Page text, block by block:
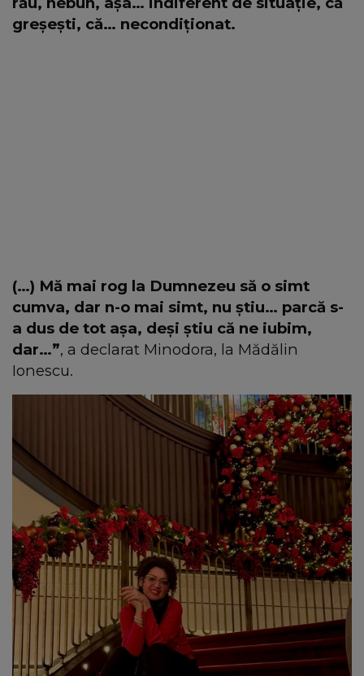
greșești, că… necondiționat.
(…) Mă mai rog la Dumnezeu să o simt
cumva, dar n-o mai simt, nu știu… parcă s-
a dus de tot așa, deși știu că ne iubim,
dar…”, a declarat Minodora, la Mădălin
Ionescu.